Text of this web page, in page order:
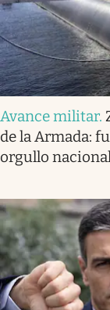
Avance militar.
de la Armada:
orgullo